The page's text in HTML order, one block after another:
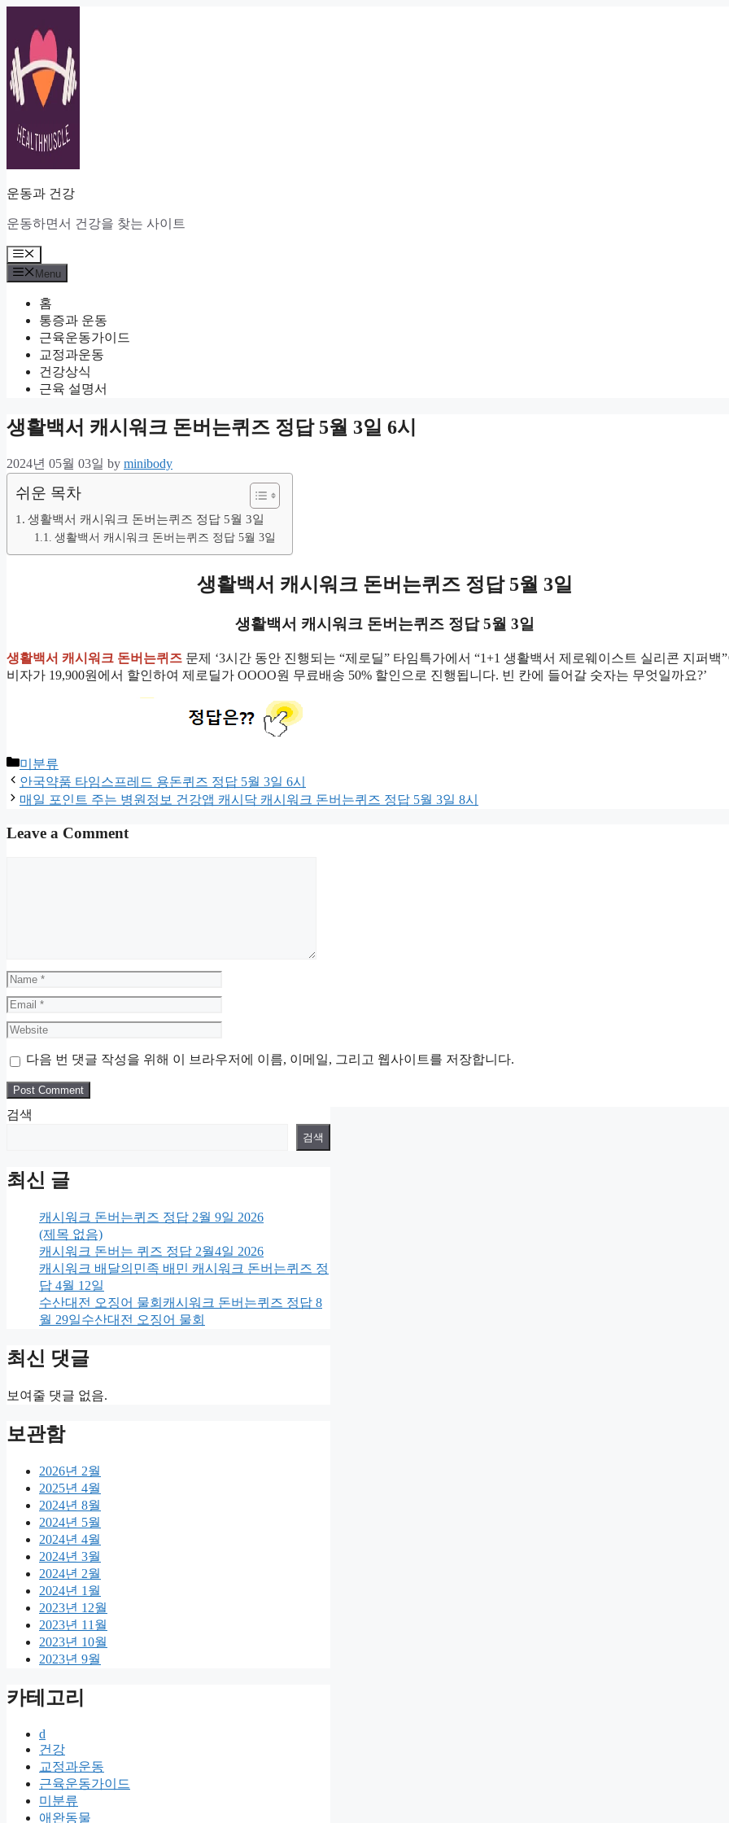
content
운동과 건강
운동하면서 건강을 찾는 사이트
Menu
Menu
홈
통증과 운동
근육운동가이드
교정과운동
건강상식
근육 설명서
생활백서 캐시워크 돈버는퀴즈 정답 5월 3일 6시
2024년 05월 03일 by minibody
쉬운 목차
생활백서 캐시워크 돈버는퀴즈 정답 5월 3일
생활백서 캐시워크 돈버는퀴즈 정답 5월 3일
생활백서 캐시워크 돈버는퀴즈정답 5월 3일
생활백서 캐시워크 돈버는퀴즈정답 5월 3일
생활백서 캐시워크 돈버는퀴즈 문제 ‘3시간 동안 진행되는 “제로딜” 타임특가에서 “1+1 생활백서 제로웨이스트 실리콘 지퍼백
비자가 19,900원에서 할인하여 제로딜가 OOOO원 무료배송 50% 할인으로 진행됩니다. 빈 칸에 들어갈 숫자는 무엇일까요?’
Categories
미분류
안국약품 타임스프레드 용돈퀴즈 정답 5월 3일 6시
매일 포인트 주는 병원정보 건강앱 캐시닥 캐시워크 돈버는퀴즈 정답 5월 3일 8시
Leave a Comment
Name
Email
Website
다음 번 댓글 작성을 위해 이 브라우저에 이름, 이메일, 그리고 웹사이트를 저장합니다.
검색
검색
최신 글
캐시워크 돈버는퀴즈 정답 2월 9일 2026
(제목 없음)
캐시워크 돈버는 퀴즈 정답 2월4일 2026
캐시워크 배달의민족 배민 캐시워크 돈버는퀴즈 정
답 4월 12일
수산대전 오징어 물회캐시워크 돈버는퀴즈 정답 8
월 29일수산대전 오징어 물회
최신 댓글
보여줄 댓글 없음.
보관함
2026년 2월
2025년 4월
2024년 8월
2024년 5월
2024년 4월
2024년 3월
2024년 2월
2024년 1월
2023년 12월
2023년 11월
2023년 10월
2023년 9월
카테고리
d
건강
교정과운동
근육운동가이드
미분류
애완동물